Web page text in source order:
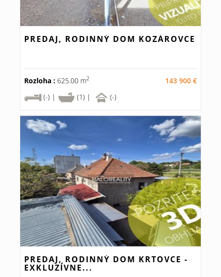
PREDAJ, RODINNÝ DOM KOZÁROVCE
Rozloha : 625.00 m2
143 900 €
(-) |
(1) | (-)
PREDAJ, RODINNÝ DOM KRTOVCE -
EXKLUZÍVNE...